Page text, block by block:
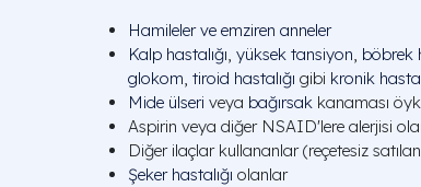
Hamileler ve emziren anneler
Kalp hastalığı, yüksek tansiyon, böbrek
glokom, tiroid hastalığı gibi kronik
Mide ülseri veya bağırsak kanaması
Aspirin veya diğer NSAID'lere alerjisi
Diğer ilaçlar kullananlar (reçetesiz
Şeker hastalığı olanlar